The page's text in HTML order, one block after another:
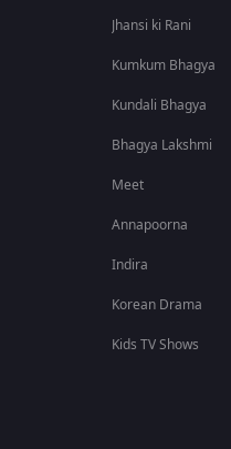
Jhansi ki Rani
Kumkum Bhagya
Kundali Bhagya
Bhagya Lakshmi
Meet
Annapoorna
Indira
Korean Drama
Kids TV Shows